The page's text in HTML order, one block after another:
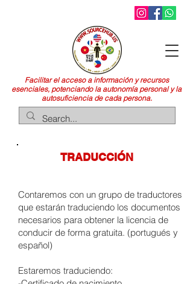
Facilitar el acceso a información y recursos
esenciales, potenciando la autonomía personal y la
autosuficiencia de cada persona.
TRADUCCIÓN
Contaremos con un grupo de traductores
que estarán traduciendo los documentos
necesarios para obtener la licencia de
conducir de forma gratuita. (portugués y
español)
Estaremos traduciendo: